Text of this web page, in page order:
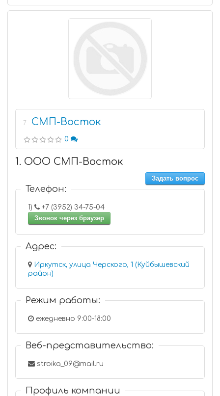
7 СМП-Восток
0
1. ООО СМП-Восток
Задать вопрос
Телефон:
1)
+7 (3952) 34-75-04
Звонок через браузер
Адрес:
Иркутск, улица Черского, 1 (Куйбышевский
район)
Режим работы:
ежедневно 9:00-18:00
Веб-представительство:
stroika_09@mail.ru
Профиль компании